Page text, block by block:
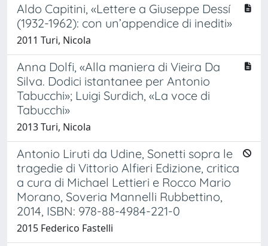
Aldo Capitini, «Lettere a Giuseppe Dessí
(1932-1962): con un’appendice di inediti»
2011 Turi, Nicola
Anna Dolfi, «Alla maniera di Vieira Da
Silva. Dodici istantanee per Antonio
Tabucchi»; Luigi Surdich, «La voce di
Tabucchi»
2013 Turi, Nicola
Antonio Liruti da Udine, Sonetti sopra le
tragedie di Vittorio Alfieri Edizione, critica
a cura di Michael Lettieri e Rocco Mario
Morano, Soveria Mannelli Rubbettino,
2014, ISBN: 978-88-4984-221-0
2015 Federico Fastelli